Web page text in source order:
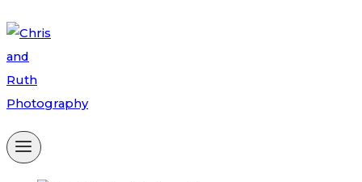
Inhalt
springen